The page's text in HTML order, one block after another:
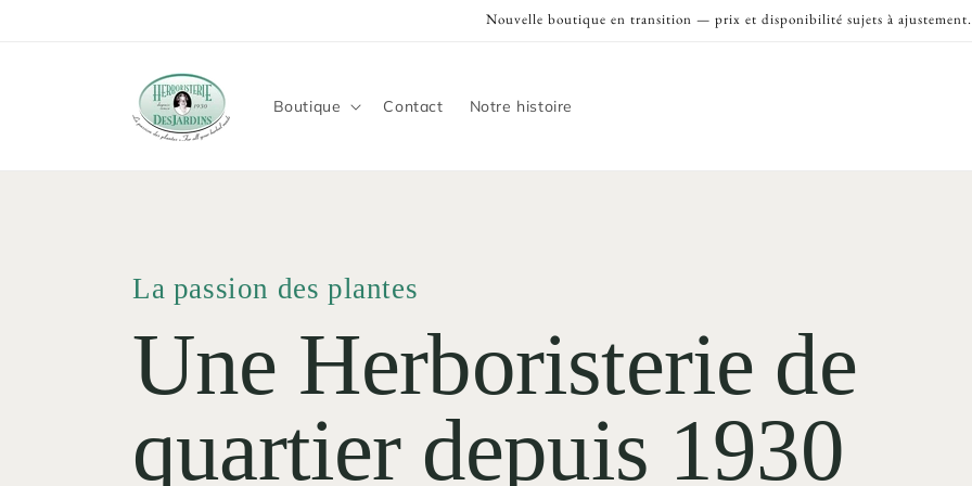
Nouvelle boutique en transition — prix et disponibilité sujets à ajustement.
Boutique Contact Notre histoire
La passion des plantes
Une Herboristerie de
quartier depuis 1930